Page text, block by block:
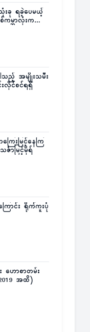
းခု ရခဲ့ပေမယ့်
မ္ဘာလုံးက
သည့် အမျိုးသမီး
လိုင်စင်ရရှိ
ေးမြင့်နေကြ
ာမြင့်မိုရ်
ောင်း ရိုက်ကူးပုံ
ဟောစာတမ်း
အထိ)